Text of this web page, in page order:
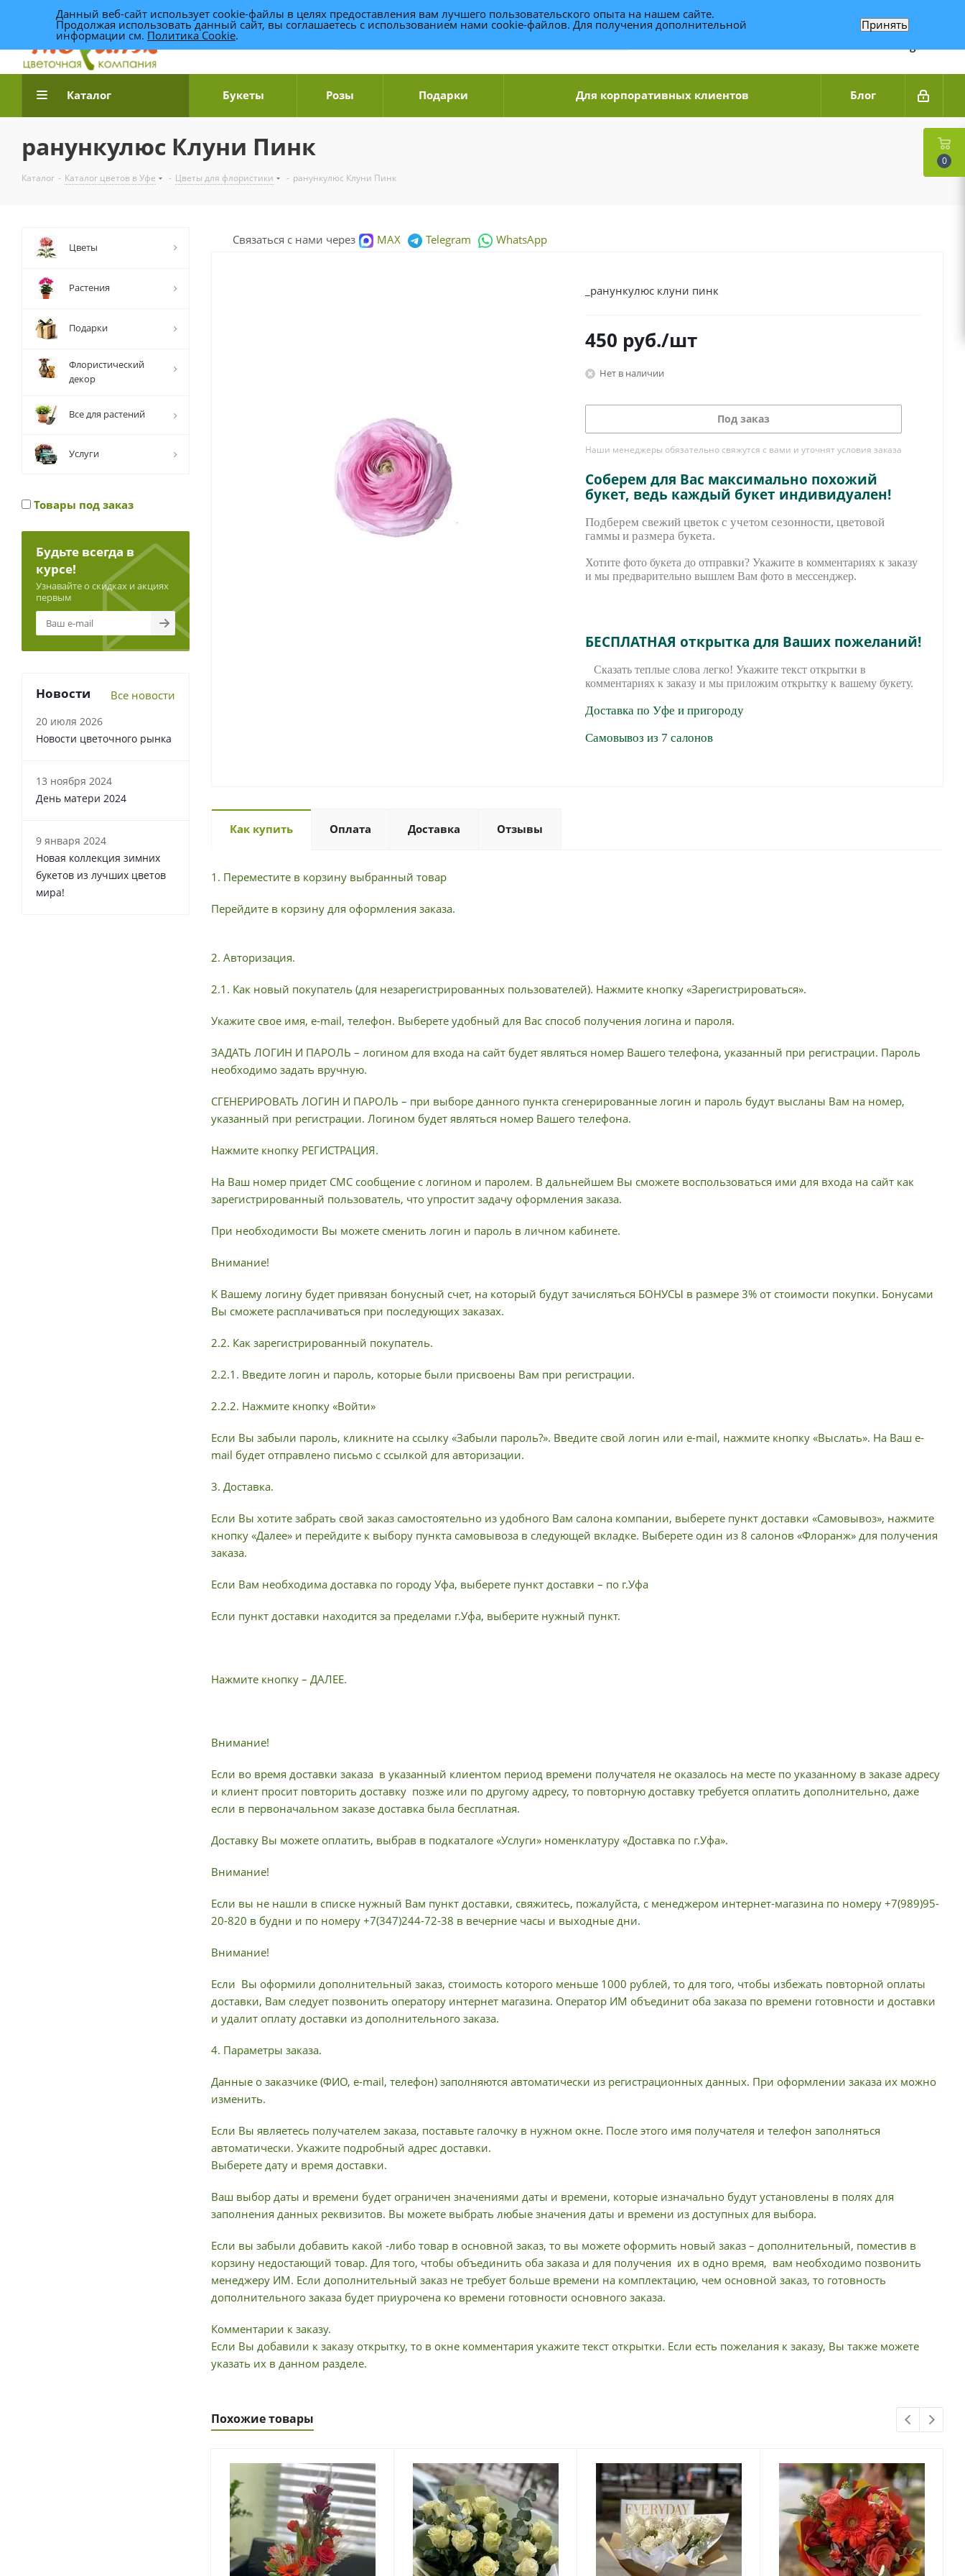
Доставка цветов по Уфе +7 (989) 95-14-014
Связаться по WhatsApp
Каталог Букеты Розы Подарки Для корпоративных клиентов Блог
ранункулюс Клуни Пинк
Каталог - Каталог цветов в Уфе - Цветы для флористики - ранункулюс Клуни Пинк
Связаться с нами через MAX Telegram WhatsApp
_ранункулюс клуни пинк
450 руб./шт
Нет в наличии
Под заказ
Наши менеджеры обязательно свяжутся с вами и уточнят условия заказа
Соберем для Вас максимально похожий
букет, ведь каждый букет индивидуален!
Подберем свежий цветок с учетом сезонности, цветовой
гаммы и размера букета.
Хотите фото букета до отправки? Укажите в комментариях к заказу
и мы предварительно вышлем Вам фото в мессенджер.
БЕСПЛАТНАЯ открытка для Ваших пожеланий!
Сказать теплые слова легко! Укажите текст открытки в
комментариях к заказу и мы приложим открытку к вашему букету.
Доставка по Уфе и пригороду
Самовывоз из 7 салонов
Как купить Оплата Доставка Отзывы
1. Переместите в корзину выбранный товар
Перейдите в корзину для оформления заказа.
2. Авторизация.
2.1. Как новый покупатель (для незарегистрированных пользователей). Нажмите кнопку «Зарегистрироваться».
Укажите свое имя, e-mail, телефон. Выберете удобный для Вас способ получения логина и пароля.
ЗАДАТЬ ЛОГИН И ПАРОЛЬ – логином для входа на сайт будет являться номер Вашего телефона, указанный при регистрации. Пароль
необходимо задать вручную.
СГЕНЕРИРОВАТЬ ЛОГИН И ПАРОЛЬ – при выборе данного пункта сгенерированные логин и пароль будут высланы Вам на номер,
указанный при регистрации. Логином будет являться номер Вашего телефона.
Нажмите кнопку РЕГИСТРАЦИЯ.
На Ваш номер придет СМС сообщение с логином и паролем. В дальнейшем Вы сможете воспользоваться ими для входа на сайт как
зарегистрированный пользователь, что упростит задачу оформления заказа.
При необходимости Вы можете сменить логин и пароль в личном кабинете.
Внимание!
К Вашему логину будет привязан бонусный счет, на который будут зачисляться БОНУСЫ в размере 3% от стоимости покупки. Бонусами
Вы сможете расплачиваться при последующих заказах.
2.2. Как зарегистрированный покупатель.
2.2.1. Введите логин и пароль, которые были присвоены Вам при регистрации.
2.2.2. Нажмите кнопку «Войти»
Если Вы забыли пароль, кликните на ссылку «Забыли пароль?». Введите свой логин или e-mail, нажмите кнопку «Выслать». На Ваш e-
mail будет отправлено письмо с ссылкой для авторизации.
3. Доставка.
Если Вы хотите забрать свой заказ самостоятельно из удобного Вам салона компании, выберете пункт доставки «Самовывоз», нажмите
кнопку «Далее» и перейдите к выбору пункта самовывоза в следующей вкладке. Выберете один из 8 салонов «Флоранж» для получения
заказа.
Если Вам необходима доставка по городу Уфа, выберете пункт доставки – по г.Уфа
Если пункт доставки находится за пределами г.Уфа, выберите нужный пункт.
Нажмите кнопку – ДАЛЕЕ.
Внимание!
Если во время доставки заказа в указанный клиентом период времени получателя не оказалось на месте по указанному в заказе адресу
и клиент просит повторить доставку позже или по другому адресу, то повторную доставку требуется оплатить дополнительно, даже
если в первоначальном заказе доставка была бесплатная.
Доставку Вы можете оплатить, выбрав в подкаталоге «Услуги» номенклатуру «Доставка по г.Уфа».
Внимание!
Если вы не нашли в списке нужный Вам пункт доставки, свяжитесь, пожалуйста, с менеджером интернет-магазина по номеру +7(989)95-
20-820 в будни и по номеру +7(347)244-72-38 в вечерние часы и выходные дни.
Внимание!
Если Вы оформили дополнительный заказ, стоимость которого меньше 1000 рублей, то для того, чтобы избежать повторной оплаты
доставки, Вам следует позвонить оператору интернет магазина. Оператор ИМ объединит оба заказа по времени готовности и доставки
и удалит оплату доставки из дополнительного заказа.
4. Параметры заказа.
Данные о заказчике (ФИО, e-mail, телефон) заполняются автоматически из регистрационных данных. При оформлении заказа их можно
изменить.
Если Вы являетесь получателем заказа, поставьте галочку в нужном окне. После этого имя получателя и телефон заполняться
автоматически. Укажите подробный адрес доставки.
Выберете дату и время доставки.
Ваш выбор даты и времени будет ограничен значениями даты и времени, которые изначально будут установлены в полях для
заполнения данных реквизитов. Вы можете выбрать любые значения даты и времени из доступных для выбора.
Если вы забыли добавить какой -либо товар в основной заказ, то вы можете оформить новый заказ – дополнительный, поместив в
корзину недостающий товар. Для того, чтобы объединить оба заказа и для получения их в одно время, вам необходимо позвонить
менеджеру ИМ. Если дополнительный заказ не требует больше времени на комплектацию, чем основной заказ, то готовность
дополнительного заказа будет приурочена ко времени готовности основного заказа.
Комментарии к заказу.
Если Вы добавили к заказу открытку, то в окне комментария укажите текст открытки. Если есть пожелания к заказу, Вы также можете
указать их в данном разделе.
Похожие товары
Цветы
Растения
Подарки
Флористический
декор
Все для растений
Услуги
Товары под заказ
Будьте всегда в
курсе!
Узнавайте о скидках и акциях
первым
Новости Все новости
20 июля 2026
Новости цветочного рынка
13 ноября 2024
День матери 2024
9 января 2024
Новая коллекция зимних
букетов из лучших цветов
мира!
0
Данный веб-сайт использует cookie-файлы в целях предоставления вам лучшего пользовательского опыта на нашем сайте.
Продолжая использовать данный сайт, вы соглашаетесь с использованием нами cookie-файлов. Для получения дополнительной
информации см. Политика Cookie.
Принять